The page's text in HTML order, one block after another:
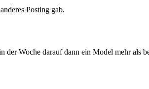
Posting gab.
der Woche darauf dann ein Model mehr als